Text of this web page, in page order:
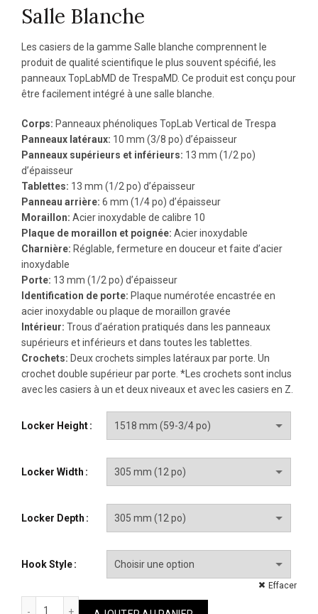
Salle Blanche
Les casiers de la gamme Salle blanche comprennent le
produit de qualité scientifique le plus souvent spécifié, les
panneaux TopLabMD de TrespaMD . Ce produit est conçu pour
être facilement intégré à une salle blanche.
Corps: Panneaux phénoliques TopLab Vertical de Trespa
Panneaux latéraux: 10 mm (3/8 po) d’épaisseur
Panneaux supérieurs et inférieurs: 13 mm (1/2 po)
d’épaisseur
Tablettes: 13 mm (1/2 po) d’épaisseur
Panneau arrière: 6 mm (1/4 po) d’épaisseur
Moraillon: Acier inoxydable de calibre 10
Plaque de moraillon et poignée: Acier inoxydable
Charnière: Réglable, fermeture en douceur et faite d’acier
inoxydable
Porte: 13 mm (1/2 po) d’épaisseur
Identification de porte: Plaque numérotée encastrée en
acier inoxydable ou plaque de moraillon gravée
Intérieur: Trous d’aération pratiqués dans les panneaux
supérieurs et inférieurs et dans toutes les tablettes.
Crochets: Deux crochets simples latéraux par porte. Un
crochet double supérieur par porte. *Les crochets sont inclus
avec les casiers à un et deux niveaux et avec les casiers en Z.
Locker Height
Locker Width
Locker Depth
Hook Style
Effacer
quantité de Salle Blanche